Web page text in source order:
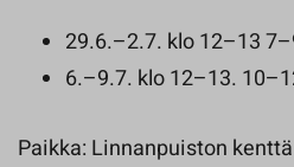
29.6.–2.7. klo 12–13
6.–9.7. klo 12–13.
Paikka: Linnanpuiston